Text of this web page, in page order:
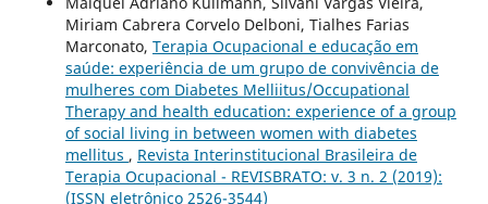
Miriam Cabrera Corvelo Delboni, Tialhes Farias
Marconato, Terapia Ocupacional e educação em
saúde: experiência de um grupo de convivência de
mulheres com Diabetes Melliitus/Occupational
Therapy and health education: experience of a group
of social living in between women with diabetes
mellitus , Revista Interinstitucional Brasileira de
Terapia Ocupacional - REVISBRATO: v. 3 n. 2 (2019):
(ISSN eletrônico 2526-3544)